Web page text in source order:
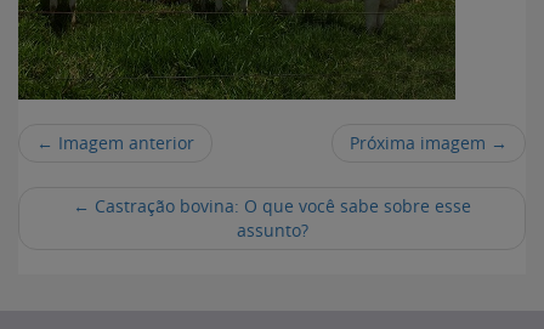
← Imagem anterior Próxima imagem →
← Castração bovina: O que você sabe sobre esse
assunto?